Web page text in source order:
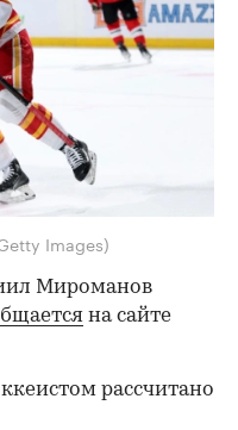
Images)
Мироманов
на сайте
рассчитано